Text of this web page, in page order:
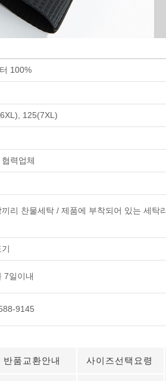
100%
125(7XL)
력업체
끼리 찬물세탁 / 제품에 부착되어 있는 세탁
7일이내
9145
반품교환안내 사이즈선택요령